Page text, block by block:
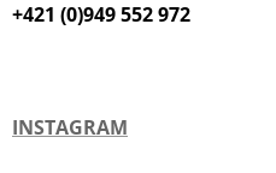
+421 (0)949 552 972
INSTAGRAM